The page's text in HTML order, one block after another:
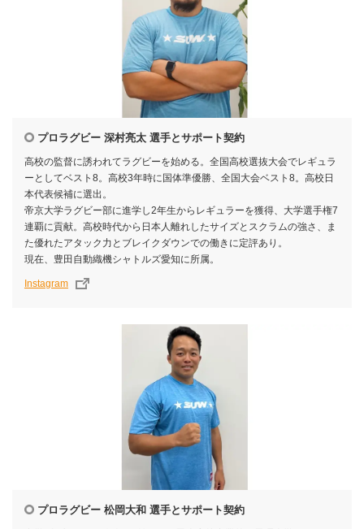
プロラグビー 深村亮太 選手とサポート契約
高校の監督に誘われてラグビーを始める。全国高校選抜大会でレギュラ
ーとしてベスト8。高校3年時に国体準優勝、全国大会ベスト8。高校日
本代表候補に選出。
帝京大学ラグビー部に進学し2年生からレギュラーを獲得、大学選手権7
連覇に貢献。高校時代から日本人離れしたサイズとスクラムの強さ、ま
た優れたアタック力とブレイクダウンでの働きに定評あり。
現在、豊田自動織機シャトルズ愛知に所属。
Instagram
プロラグビー 松岡大和 選手とサポート契約